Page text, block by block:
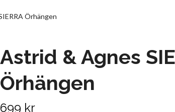
Örhängen
Astrid & Agnes
Örhängen
699 kr